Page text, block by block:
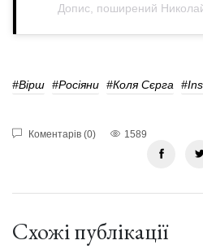
Допис, поширений
#Вірш #Росіяни #Коля Сєрга
Коментарів (0) 1589
Схожі публікації